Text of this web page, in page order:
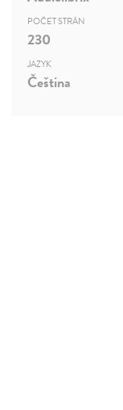
POČET STRÁN
230
JAZYK
Čeština